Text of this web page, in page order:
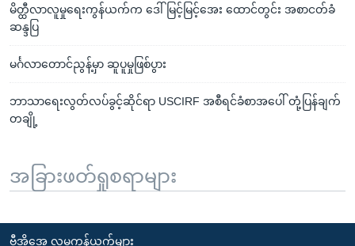
မိတ္ထီလာလူမှုရေးကွန်ယက်က ဒေါ်မြင့်မြင့်အေး ထောင်တွင်း အစာငတ်ခံ
ဆန္ဒပြ
မင်္ဂလာတောင်ညွန့်မှာ ဆူပူမှုဖြစ်ပွား
ဘာသာရေးလွတ်လပ်ခွင့်ဆိုင်ရာ USCIRF အစီရင်ခံစာအပေါ် တုံ့ပြန်ချက်
တချို့
အခြားဖတ်ရှုစရာများ
ဗွီအိုအေ လူမှုကွန်ယက်များ